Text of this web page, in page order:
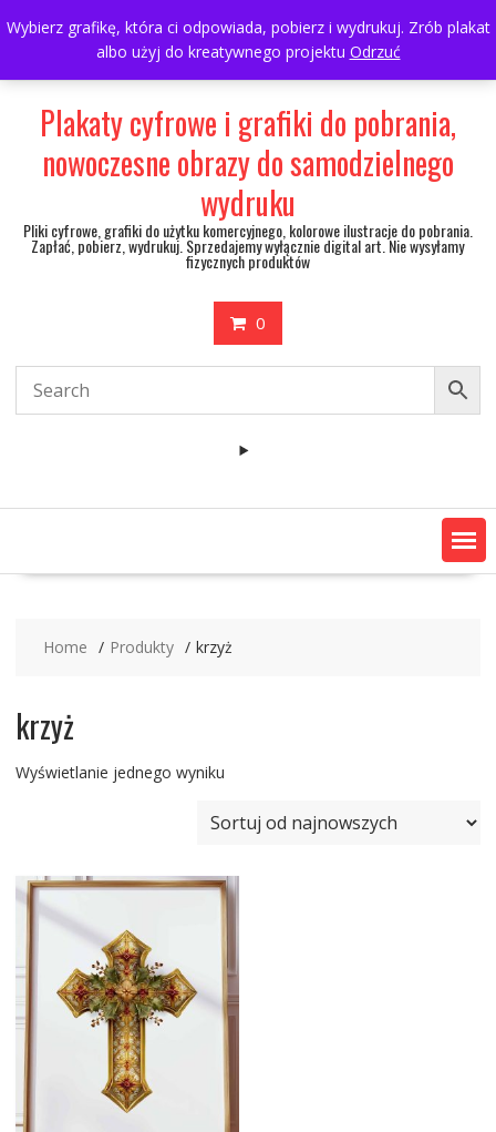
Wybierz grafikę, która ci odpowiada, pobierz i wydrukuj. Zrób plakat
albo użyj do kreatywnego projektu Odrzuć
to
697063361
walulik@gmail.com
My Account
Plakaty cyfrowe i grafiki do pobrania,
nowoczesne obrazy do samodzielnego
wydruku
Pliki cyfrowe, grafiki do użytku komercyjnego, kolorowe ilustracje do pobrania.
Zapłać, pobierz, wydrukuj. Sprzedajemy wyłącznie digital art. Nie wysyłamy
fizycznych produktów
0
Home Produkty krzyż
krzyż
Wyświetlanie jednego wyniku